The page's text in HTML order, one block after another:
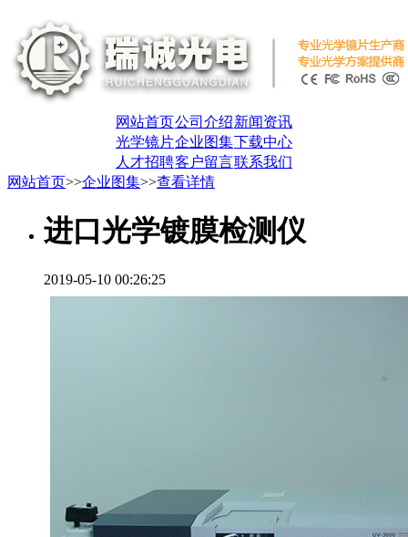
网站首页公司介绍新闻资讯
光学镜片企业图集下载中心
人才招聘客户留言联系我们
网站首页>>企业图集>>查看详情
进口光学镀膜检测仪
2019-05-10 00:26:25